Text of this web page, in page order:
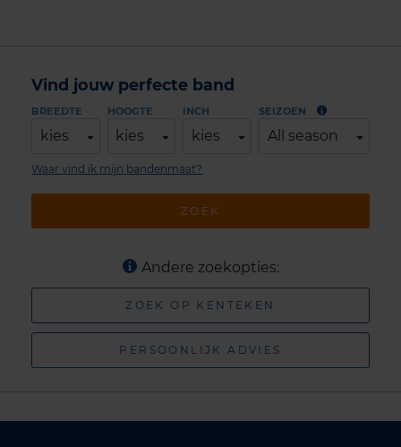
Vind jouw perfecte band
BREEDTE
kies
HOOGTE
kies
INCH
kies
SEIZOEN
All season
ZOEK
Waar vind ik mijn bandenmaat?
Andere zoekopties:
ZOEK OP KENTEKEN
PERSOONLIJK ADVIES